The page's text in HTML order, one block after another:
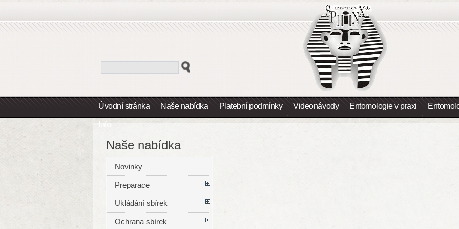
Úvodní stránka Naše nabídka Platební podmínky Videonávody Entomologie v praxi
Info
Naše nabídka
Novinky
Preparace
Ukládání sbírek
Ochrana sbírek